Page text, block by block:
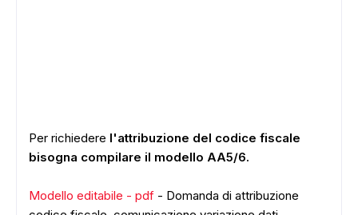
Per richiedere l'attribuzione del codice fiscale
bisogna compilare il modello AA5/6.
Modello editabile - pdf - Domanda di attribuzione